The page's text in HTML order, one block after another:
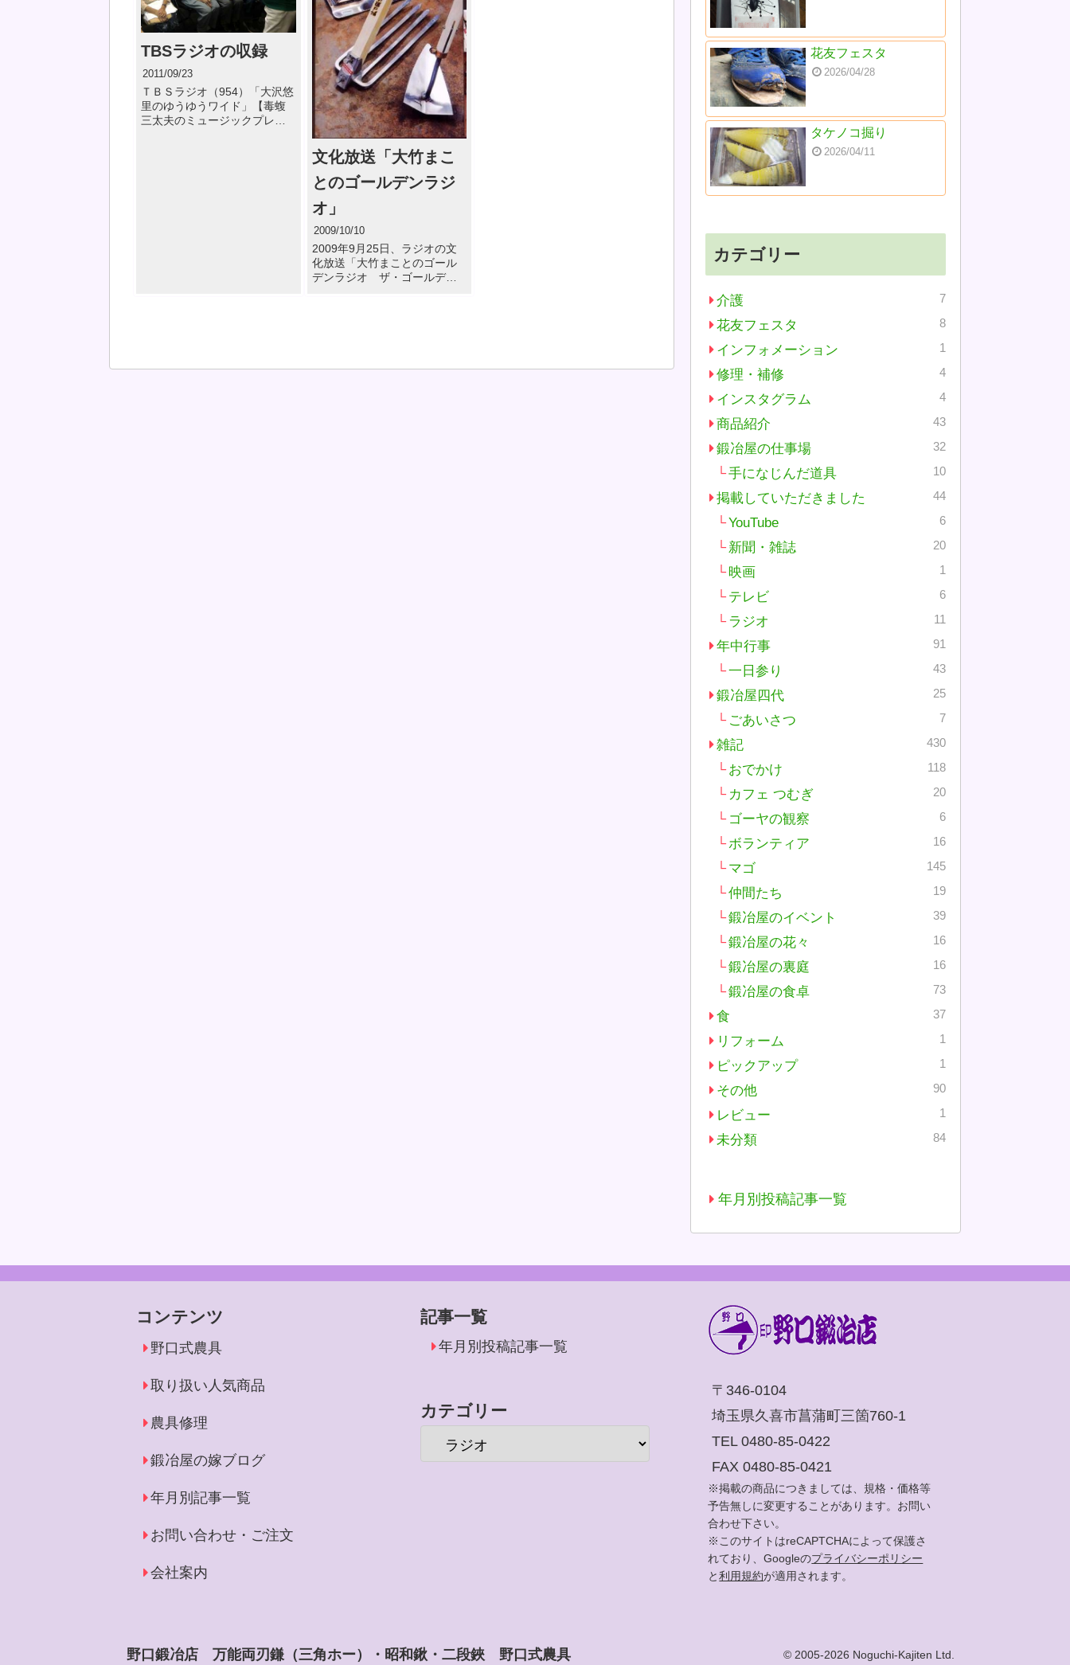
TBSラジオの収録
2011/09/23
ＴＢＳラジオ（954）「大沢悠
里のゆうゆうワイド」【毒蝮
三太夫のミュージックプレゼ
文化放送「大竹まこ
とのゴールデンラジ
オ」
2009/10/10
2009年9月25日、ラジオの文
化放送「大竹まことのゴール
デンラジオ ザ・ゴールデン
花友フェスタ
2026/04/28
タケノコ掘り
2026/04/11
カテゴリー
介護 7
花友フェスタ 8
インフォメーション 1
修理・補修 4
インスタグラム 4
商品紹介 43
鍛冶屋の仕事場 32
手になじんだ道具 10
掲載していただきました 44
YouTube 6
新聞・雑誌 20
映画 1
テレビ 6
ラジオ 11
年中行事 91
一日参り 43
鍛冶屋四代 25
ごあいさつ 7
雑記 430
おでかけ 118
カフェ つむぎ 20
ゴーヤの観察 6
ボランティア 16
マゴ 145
仲間たち 19
鍛冶屋のイベント 39
鍛冶屋の花々 16
鍛冶屋の裏庭 16
鍛冶屋の食卓 73
食 37
リフォーム 1
ピックアップ 1
その他 90
レビュー 1
未分類 84
年月別投稿記事一覧
コンテンツ
野口式農具
取り扱い人気商品
農具修理
鍛冶屋の嫁ブログ
年月別記事一覧
お問い合わせ・ご注文
会社案内
記事一覧
年月別投稿記事一覧
カテゴリー
〒346-0104
埼玉県久喜市菖蒲町三箇760-1
TEL 0480-85-0422
FAX 0480-85-0421
※掲載の商品につきましては、規格・価格等
予告無しに変更することがあります。お問い
合わせ下さい。
※このサイトはreCAPTCHAによって保護さ
れており、Googleのプライバシーポリシー
と利用規約が適用されます。
野口鍛冶店 万能両刃鎌（三角ホー）・昭和鍬・二段鋏 野口式農具 © 2005-2026 Noguchi-Kajiten Ltd.